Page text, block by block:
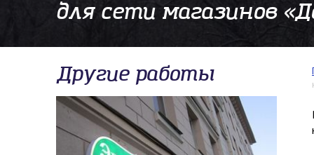
для сети магазинов
Другие работы